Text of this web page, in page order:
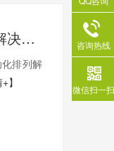
陶瓷压敏电阻自动化排列解决方案
排列解
】
咨询热线
微信扫一扫